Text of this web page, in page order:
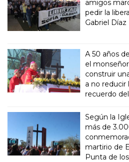
amigos
pedir la
Gabriel Díaz
A 50 años
el
construir
a no reducir
recuerdo
Según la
más de
martirio de
Punta de